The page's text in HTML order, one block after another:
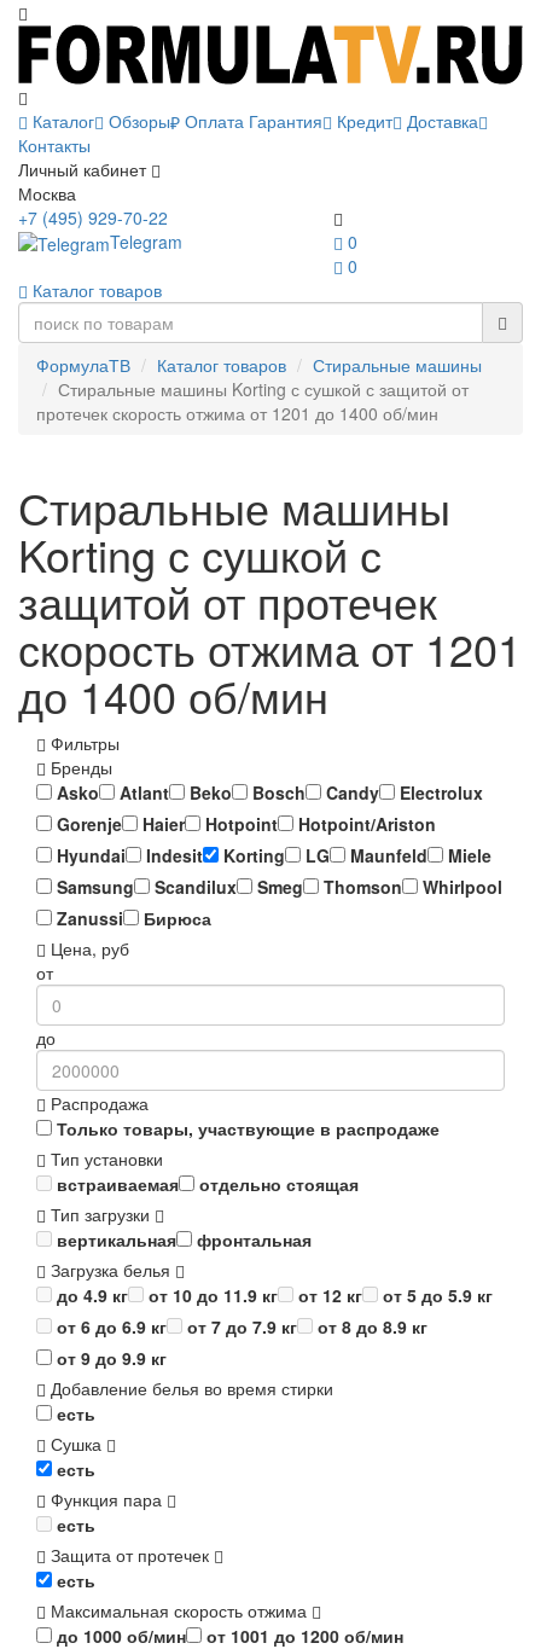
Каталог Обзоры Оплата Гарантия Кредит
Доставка
Контакты
Личный кабинет
Москва
0
0
+7 (495) 929-70-22
Telegram
Каталог товаров
ФормулаТВ Каталог товаров
Стиральные машины
Стиральные машины Korting с сушкой с защитой от
протечек скорость отжима от 1201 до 1400 об/мин
Стиральные машины
Korting с сушкой с
защитой от протечек
скорость отжима от 1201
до 1400 об/мин
Фильтры
Бренды
Asko
Atlant Beko Bosch Candy
Electrolux
Gorenje
Haier Hotpoint
Hotpoint/Ariston
Hyundai
Indesit Korting LG Maunfeld
Miele
Samsung
Scandilux Smeg Thomson
Whirlpool
Zanussi
Бирюса
Цена, руб
от
до
Распродажа
Только товары, участвующие в распродаже
Тип установки
встраиваемая
отдельно стоящая
Тип загрузки
вертикальная
фронтальная
Загрузка белья
до 4.9 кг
от 10 до 11.9 кг от 12 кг
от 5 до 5.9 кг
от 6 до 6.9 кг
от 7 до 7.9 кг
от 8 до 8.9 кг
от 9 до 9.9 кг
Добавление белья во время стирки
есть
Сушка
есть
Функция пара
есть
Защита от протечек
есть
Максимальная скорость отжима
до 1000 об/мин
от 1001 до 1200 об/мин